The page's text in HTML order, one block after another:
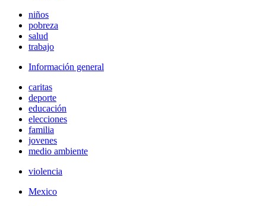
niños
pobreza
salud
trabajo
Información general
caritas
deporte
educación
elecciones
familia
jovenes
medio ambiente
violencia
Mexico